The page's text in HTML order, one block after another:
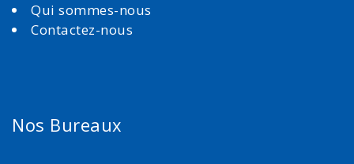
Qui sommes-nous
Contactez-nous
Nos Bureaux